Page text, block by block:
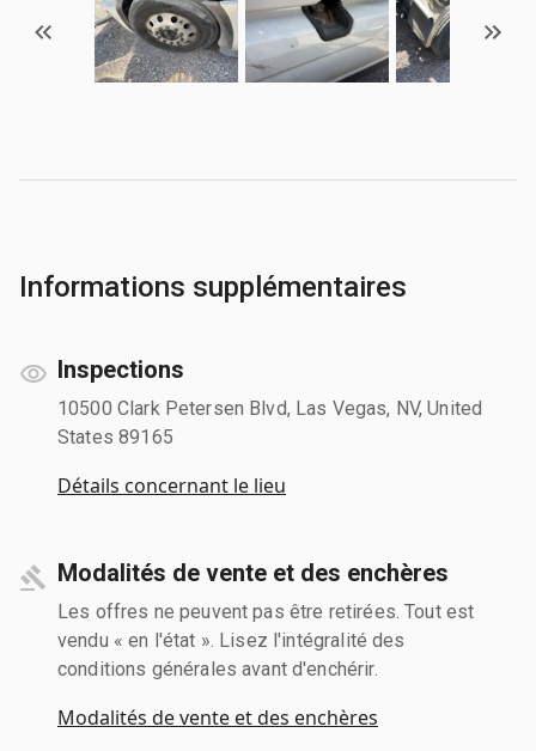
Informations supplémentaires
Inspections
10500 Clark Petersen Blvd, Las Vegas, NV, United
States 89165
Détails concernant le lieu
Modalités de vente et des enchères
Les offres ne peuvent pas être retirées. Tout est
vendu « en l'état ». Lisez l'intégralité des
conditions générales avant d'enchérir.
Modalités de vente et des enchères